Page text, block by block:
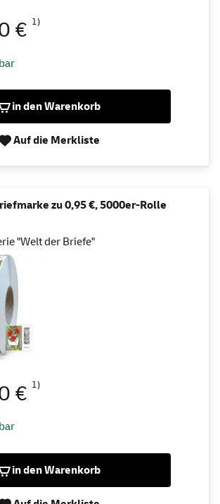
€ 1)
in den Warenkorb
Auf die Merkliste
zu 0,95 €, 5000er-Rolle
"Welt der Briefe"
€ 1)
in den Warenkorb